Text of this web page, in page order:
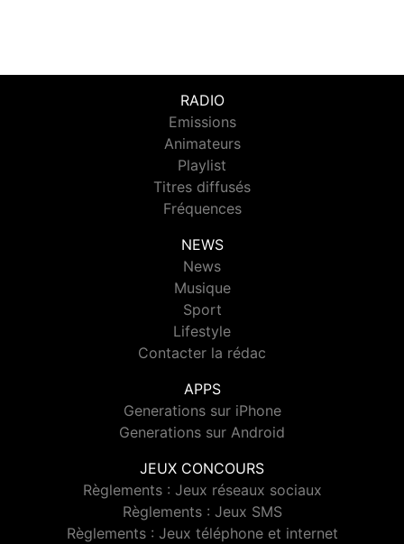
RADIO
Emissions
Animateurs
Playlist
Titres diffusés
Fréquences
NEWS
News
Musique
Sport
Lifestyle
Contacter la rédac
APPS
Generations sur iPhone
Generations sur Android
JEUX CONCOURS
Règlements : Jeux réseaux sociaux
Règlements : Jeux SMS
Règlements : Jeux téléphone et internet